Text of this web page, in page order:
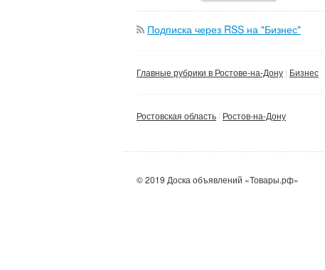
Подписка через RSS на "Бизнес"
Главные рубрики в Ростове-на-Дону Бизнес
Ростовская область Ростов-на-Дону
© 2019 Доска объявлений «Товары.рф»